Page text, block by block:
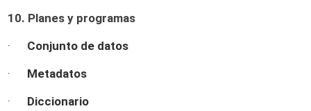
10. Planes y programas
· Conjunto de datos
· Metadatos
· Diccionario